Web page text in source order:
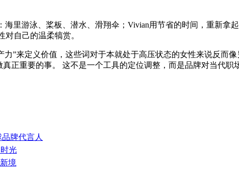
里游泳、桨板、潜水、滑翔伞；Vivian用节省的时间，重新
自己的温柔犒赏。
来定义价值，这些词对于本就处于高压状态的女性来说反而
正重要的事。 这不是一个工具的定位调整，而是品牌对当代
牌代言人
光
境